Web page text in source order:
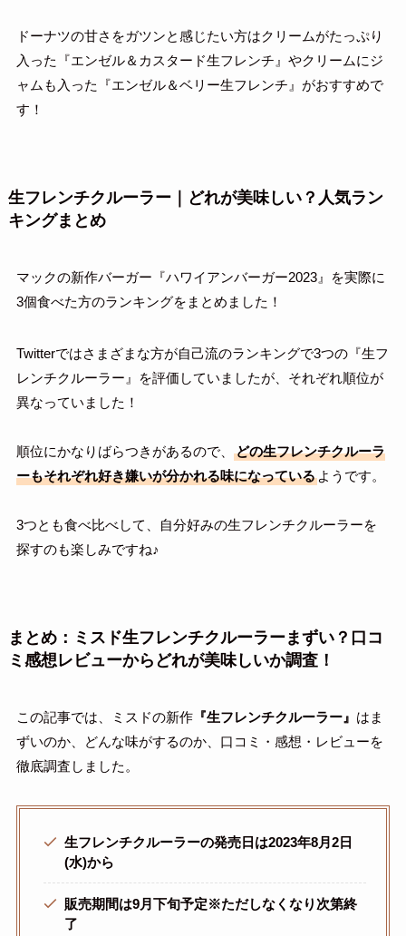
ドーナツの甘さをガツンと感じたい方はクリームがたっぷり
入った『エンゼル＆カスタード生フレンチ』やクリームにジ
ャムも入った『エンゼル＆ベリー生フレンチ』がおすすめで
す！
生フレンチクルーラー｜どれが美味しい？人気ラン
キングまとめ
マックの新作バーガー『ハワイアンバーガー2023』を実際に
3個食べた方のランキングをまとめました！
Twitterではさまざまな方が自己流のランキングで3つの『生フ
レンチクルーラー』を評価していましたが、それぞれ順位が
異なっていました！
順位にかなりばらつきがあるので、
どの生フレンチクルーラ
ーもそれぞれ好き嫌いが分かれる味になっているようです。
3つとも食べ比べして、自分好みの生フレンチクルーラーを
探すのも楽しみですね♪
まとめ：ミスド生フレンチクルーラーまずい？口コ
ミ感想レビューからどれが美味しいか調査！
この記事では、ミスドの新作『生フレンチクルーラー』 はま
ずいのか、どんな味がするのか、口コミ・感想・レビューを
徹底調査しました。
生フレンチクルーラーの発売日は2023年8月2日
(水)から
販売期間は9月下旬予定※ただしなくなり次第終
了